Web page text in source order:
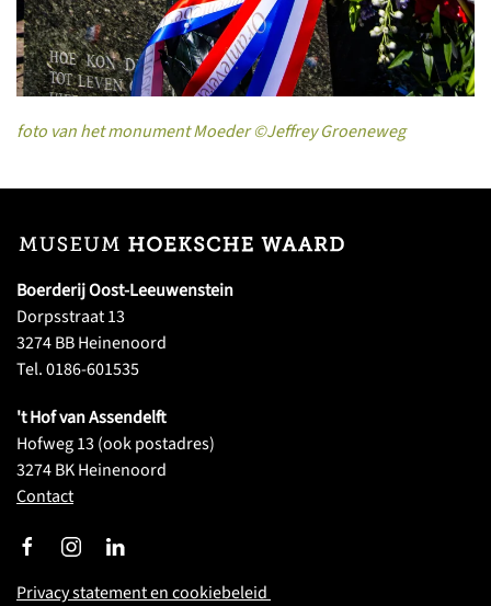
foto van het monument Moeder ©Jeffrey Groeneweg
Boerderij Oost-Leeuwenstein
Dorpsstraat 13
3274 BB Heinenoord
Tel. 0186-601535
't Hof van Assendelft
Hofweg 13 (ook postadres)
3274 BK Heinenoord
Contact
Privacy statement en cookiebeleid